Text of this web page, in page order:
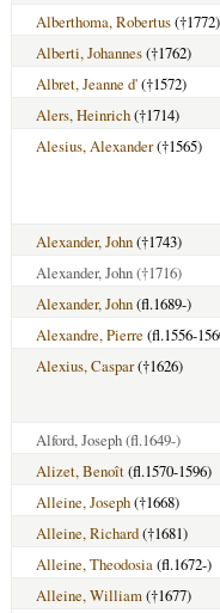
Alberthoma, Robertus(†1772)
Alberti, Johannes(†1762)
Albret, Jeanne d'(†1572)
Alers, Heinrich(†1714)
Alesius, Alexander(†1565)
Alexander, John(†1743)
Alexander, John(†1716)
Alexander, John(fl.1689-)
Alexandre, Pierre (fl.1556-
Alexius, Caspar(†1626)
Alford, Joseph(fl.1649-)
Alizet, Benoît(fl.1570-1596)
Alleine, Joseph(†1668)
Alleine, Richard(†1681)
Alleine, Theodosia(fl.1672-)
Alleine, William(†1677)